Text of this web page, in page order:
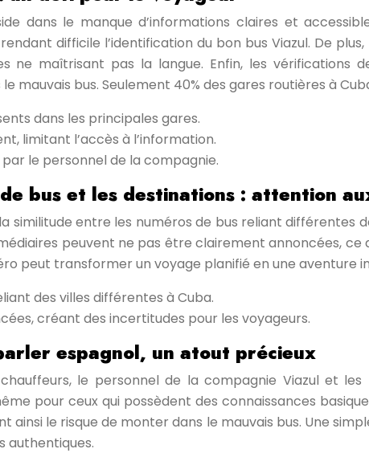
dans le manque d’informations claires et
difficile l’identification du bon bus Viazul. De
ne maîtrisant pas la langue. Enfin, les vérifications
mauvais bus. Seulement 40% des gares routières à
dans les principales gares.
limitant l’accès à l’information.
le personnel de la compagnie.
bus et les destinations : attention
similitude entre les numéros de bus reliant différentes
peuvent ne pas être clairement annoncées,
peut transformer un voyage planifié en une
des villes différentes à Cuba.
créant des incertitudes pour les voyageurs.
espagnol, un atout précieux
le personnel de la compagnie Viazul et
pour ceux qui possèdent des connaissances
ainsi le risque de monter dans le mauvais bus. Une
authentiques.